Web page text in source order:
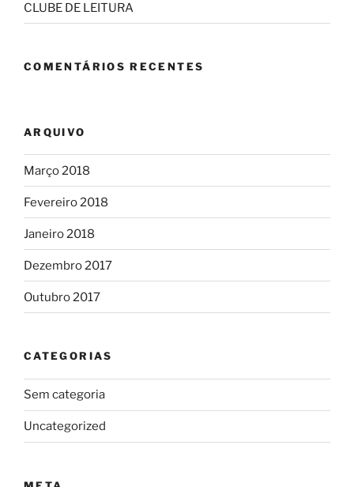
CLUBE DE LEITURA
COMENTÁRIOS RECENTES
ARQUIVO
Março 2018
Fevereiro 2018
Janeiro 2018
Dezembro 2017
Outubro 2017
CATEGORIAS
Sem categoria
Uncategorized